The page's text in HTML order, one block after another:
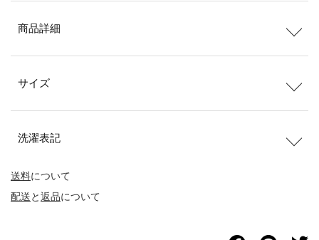
送料について
配送と返品について
商品詳細
サイズ
洗濯表記